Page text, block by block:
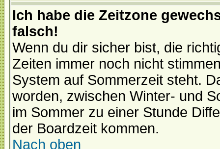
Ich habe die Zeitzone
falsch!
Wenn du dir sicher bist, die
Zeiten immer noch nicht
System auf Sommerzeit steht.
worden, zwischen Winter- und
im Sommer zu einer Stunde
der Boardzeit kommen.
Nach oben